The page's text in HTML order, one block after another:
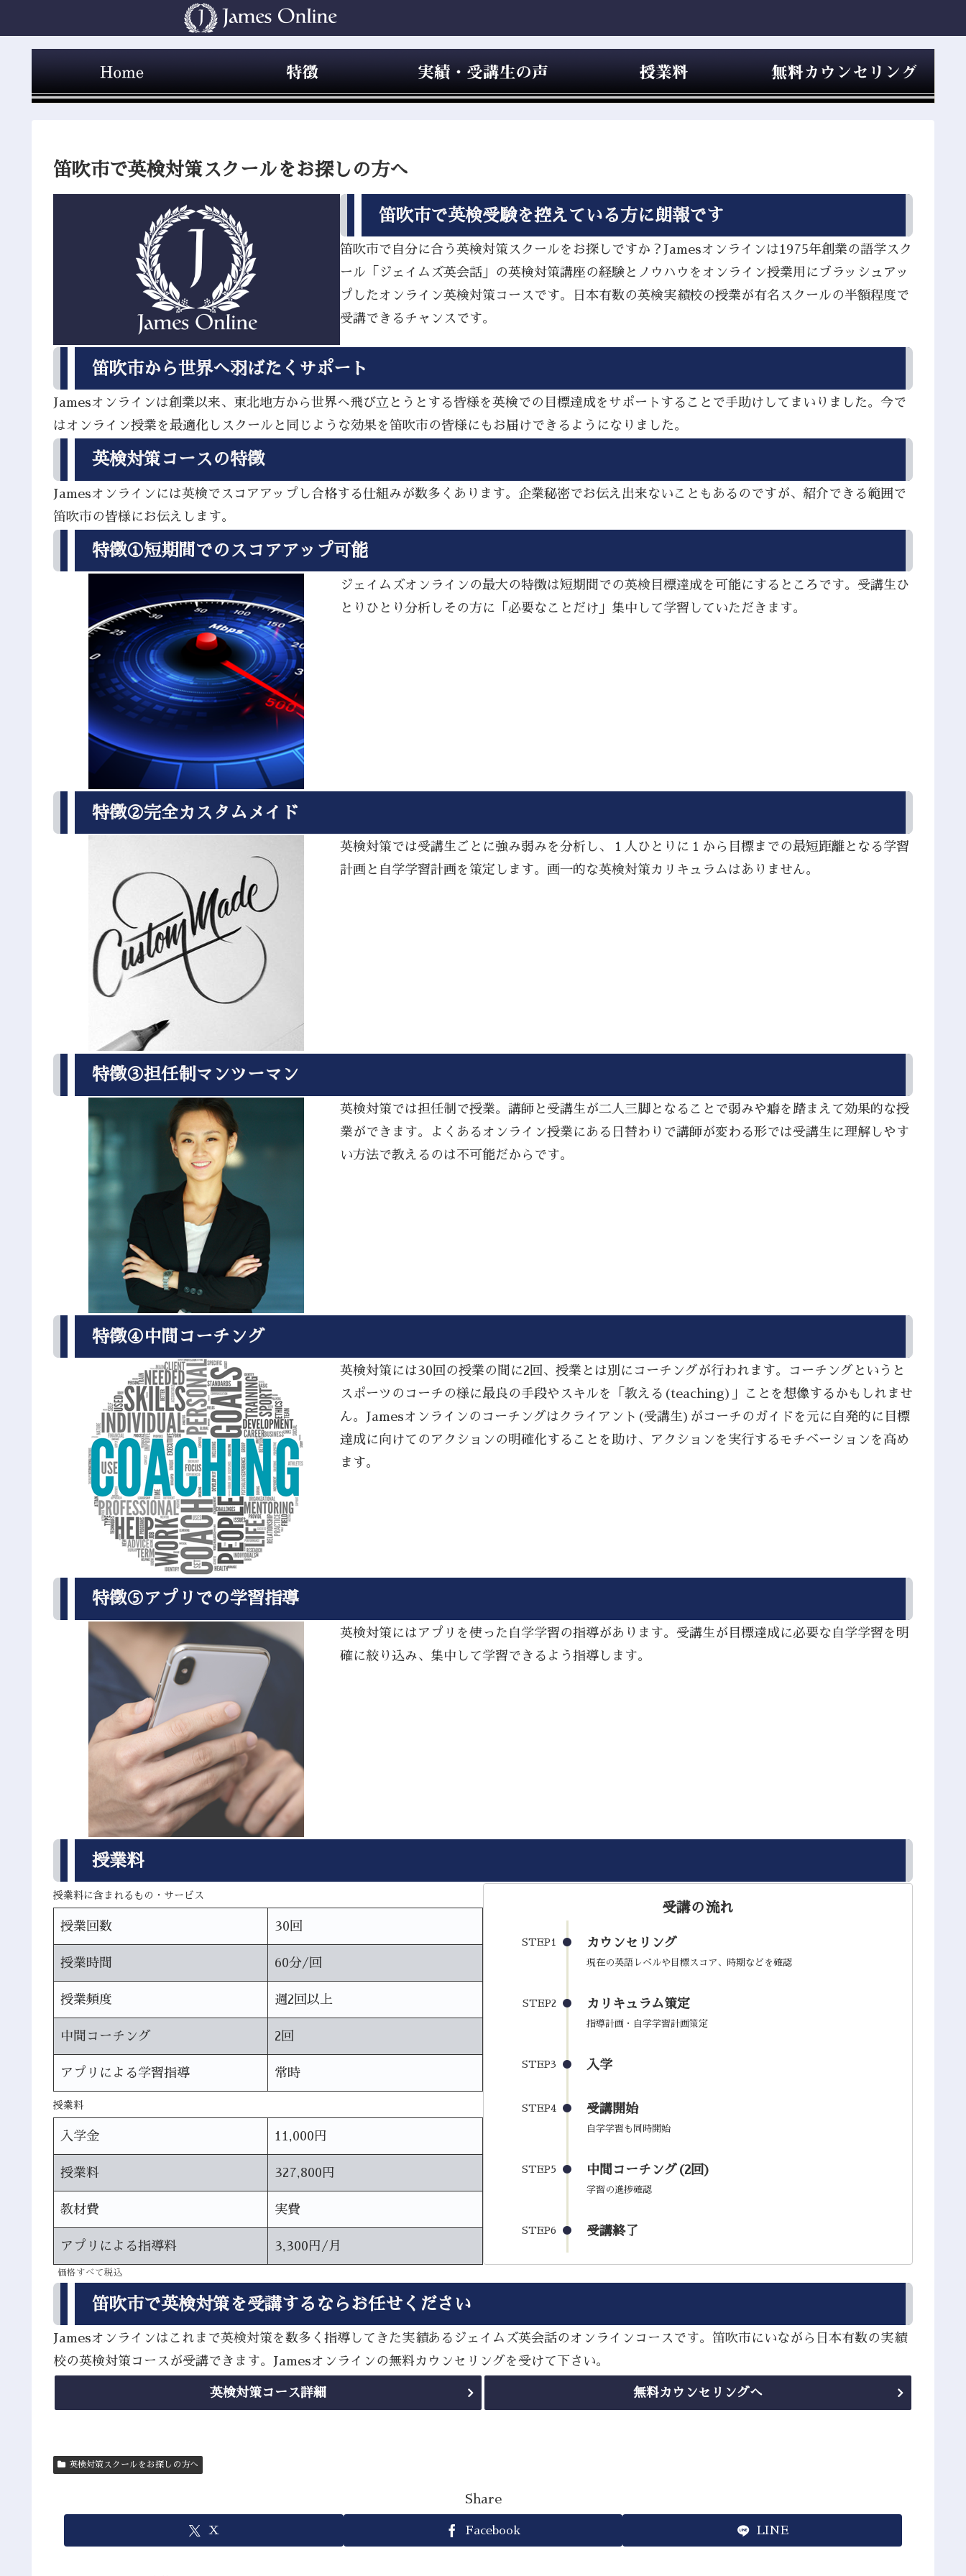
笛吹市で英検対策スクールをお探しの方へ
笛吹市で英検受験を控えている方に朗報です
笛吹市で自分に合う英検対策スクールをお探しですか？Jamesオンラインは1975年創業の語学スク
ール「ジェイムズ英会話」の英検対策講座の経験とノウハウをオンライン授業用にブラッシュアッ
プしたオンライン英検対策コースです。日本有数の英検実績校の授業が有名スクールの半額程度で
受講できるチャンスです。
笛吹市から世界へ羽ばたくサポート
Jamesオンラインは創業以来、東北地方から世界へ飛び立とうとする皆様を英検での目標達成をサポートすることで手助けしてまいりました。今で
はオンライン授業を最適化しスクールと同じような効果を笛吹市の皆様にもお届けできるようになりました。
英検対策コースの特徴
Jamesオンラインには英検でスコアアップし合格する仕組みが数多くあります。企業秘密でお伝え出来ないこともあるのですが、紹介できる範囲で
笛吹市の皆様にお伝えします。
特徴①短期間でのスコアアップ可能
ジェイムズオンラインの最大の特徴は短期間での英検目標達成を可能にするところです。受講生ひ
とりひとり分析しその方に「必要なことだけ」集中して学習していただきます。
特徴②完全カスタムメイド
英検対策では受講生ごとに強み弱みを分析し、１人ひとりに１から目標までの最短距離となる学習
計画と自学学習計画を策定します。画一的な英検対策カリキュラムはありません。
特徴③担任制マンツーマン
英検対策では担任制で授業。講師と受講生が二人三脚となることで弱みや癖を踏まえて効果的な授
業ができます。よくあるオンライン授業にある日替わりで講師が変わる形では受講生に理解しやす
い方法で教えるのは不可能だからです。
特徴④中間コーチング
英検対策には30回の授業の間に2回、授業とは別にコーチングが行われます。コーチングというと
スポーツのコーチの様に最良の手段やスキルを「教える(teaching)」ことを想像するかもしれませ
ん。Jamesオンラインのコーチングはクライアント(受講生)がコーチのガイドを元に自発的に目標
達成に向けてのアクションの明確化することを助け、アクションを実行するモチベーションを高め
ます。
特徴⑤アプリでの学習指導
英検対策にはアプリを使った自学学習の指導があります。受講生が目標達成に必要な自学学習を明
確に絞り込み、集中して学習できるよう指導します。
授業料
授業料に含まれるもの・サービス
授業回数 30回
授業時間 60分/回
授業頻度 週2回以上
中間コーチング 2回
アプリによる学習指導 常時
授業料
入学金 11,000円
授業料 327,800円
教材費 実費
アプリによる指導料 3,300円/月
価格すべて税込
受講の流れ
STEP1 カウンセリング
現在の英語レベルや目標スコア、時期などを確認
STEP2 カリキュラム策定
指導計画・自学学習計画策定
STEP3 入学
STEP4 受講開始
自学学習も同時開始
STEP5 中間コーチング(2回)
学習の進捗確認
STEP6 受講終了
笛吹市で英検対策を受講するならお任せください
Jamesオンラインはこれまで英検対策を数多く指導してきた実績あるジェイムズ英会話のオンラインコースです。笛吹市にいながら日本有数の実績
校の英検対策コースが受講できます。Jamesオンラインの無料カウンセリングを受けて下さい。
英検対策コース詳細 無料カウンセリングへ
英検対策スクールをお探しの方へ
Share
X Facebook LINE